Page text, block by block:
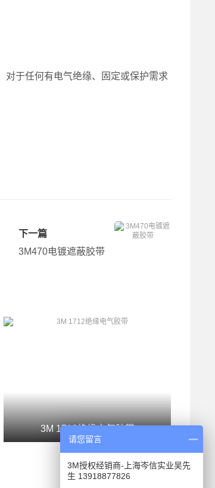
对于任何有电气绝缘、固定或保护需求
下一篇
3M470电镀遮蔽胶带
3M 1712绝缘电气胶带
请您留言
3M授权经销商-上海岑信实业吴先
生 13918877826